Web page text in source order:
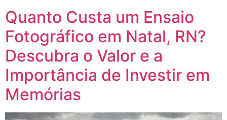
Quanto Custa um Ensaio
Fotográfico em Natal, RN?
Descubra o Valor e a
Importância de Investir em
Memórias